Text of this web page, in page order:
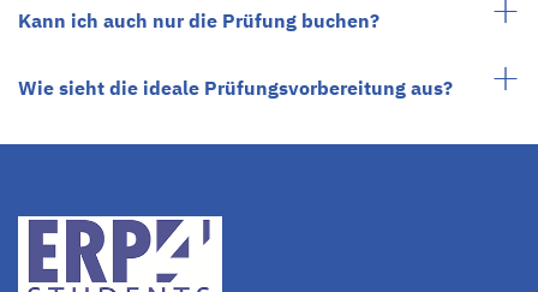
Kann ich auch nur die Prüfung buchen?
Wie sieht die ideale Prüfungsvorbereitung aus?